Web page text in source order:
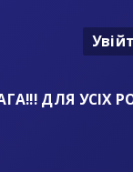
ДЛЯ УСІХ